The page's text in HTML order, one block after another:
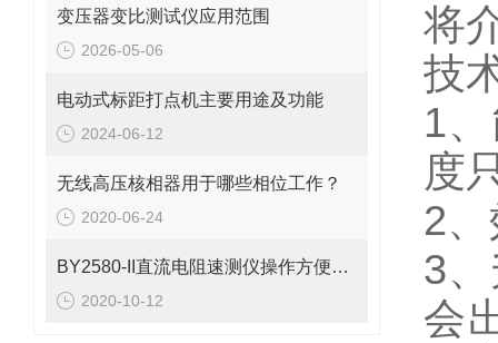
变压器变比测试仪应用范围
2026-05-06
电动式标距打点机主要用途及功能
2024-06-12
无线高压核相器用于哪些相位工作？
2020-06-24
BY2580-II直流电阻速测仪操作方便快捷准确
2020-10-12
将
技
1
度
2
3
会